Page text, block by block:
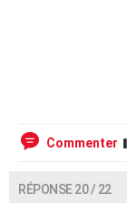
Commenter
RÉPONSE 20 / 22